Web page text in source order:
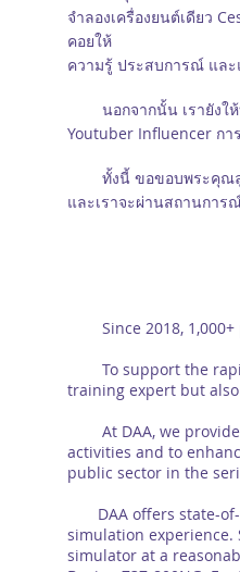
จำลองเครื่องยนต์เดียว
คอยให้
ความรู้ ประสบการณ์ และ
นอกจากนั้น เรายังให้บ
Youtuber Influencer กา
ทั้งนี้ ขอขอบพระคุณลูก
และเราจะผ่านสถานการ
Since 2018, 1,000+
To support the rapid
training expert but
At DAA, we provide
activities and to
public sector in the
DAA offers state-of-
simulation experience.
simulator at a